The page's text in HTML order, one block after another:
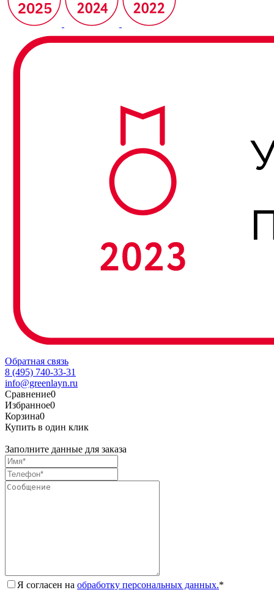
Обратная связь
8 (495) 740-33-31
info@greenlayn.ru
Сравнение0
Избранное0
Корзина0
Купить в один клик
Заполните данные для заказа
Я согласен на обработку персональных данных.*